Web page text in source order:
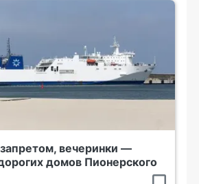
вечеринки —
домов Пионерского